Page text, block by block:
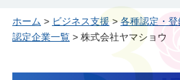
ホーム > ビジネス支援 > 各種認定・登
認定企業一覧> 株式会社ヤマショウ